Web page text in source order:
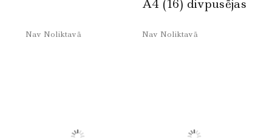
Nav Noliktavā
A4 (16) divpusējas
Nav Noliktavā